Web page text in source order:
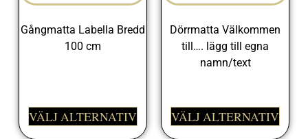
Gångmatta Labella Bredd
100 cm
VÄLJ ALTERNATIV
Dörrmatta Välkommen
till…. lägg till egna
namn/text
VÄLJ ALTERNATIV